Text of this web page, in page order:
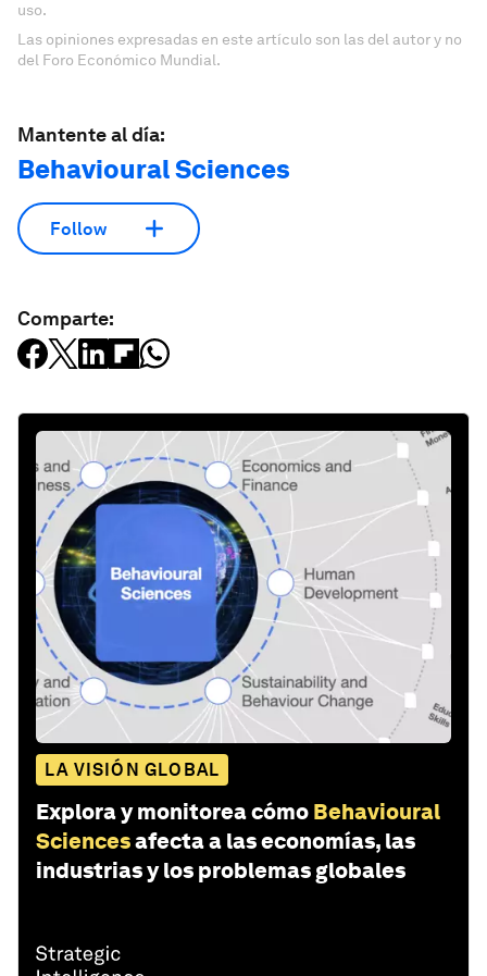
uso.
Las opiniones expresadas en este artículo son las del autor y no
del Foro Económico Mundial.
Mantente al día:
Behavioural Sciences
Follow
Comparte:
LA VISIÓN GLOBAL
Explora y monitorea cómo Behavioural
Sciencesafecta a las economías, las
industrias y los problemas globales